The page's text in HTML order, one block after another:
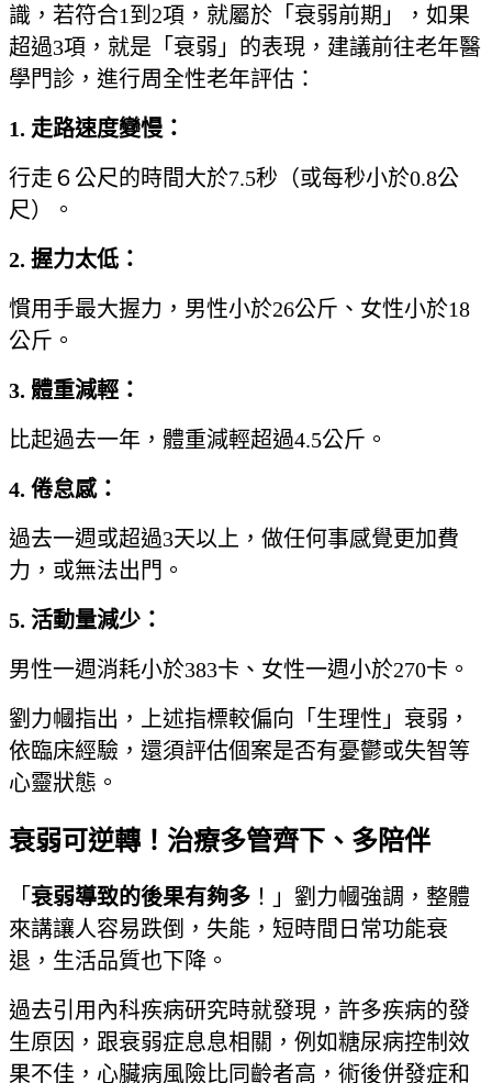
識，若符合1到2項，就屬於「衰弱前期」，如果
超過3項，就是「衰弱」的表現，建議前往老年醫
學門診，進行周全性老年評估：
1. 走路速度變慢：
行走６公尺的時間大於7.5秒（或每秒小於0.8公
尺）。
2. 握力太低：
慣用手最大握力，男性小於26公斤、女性小於18
公斤。
3. 體重減輕：
比起過去一年，體重減輕超過4.5公斤。
4. 倦怠感：
過去一週或超過3天以上，做任何事感覺更加費
力，或無法出門。
5. 活動量減少：
男性一週消耗小於383卡、女性一週小於270卡。
劉力幗指出，上述指標較偏向「生理性」衰弱，
依臨床經驗，還須評估個案是否有憂鬱或失智等
心靈狀態。
衰弱可逆轉！治療多管齊下、多陪伴
「 衰弱導致的後果有夠多 ！」劉力幗強調，整體
來講讓人容易跌倒，失能，短時間日常功能衰
退，生活品質也下降。
過去引用內科疾病研究時就發現，許多疾病的發
生原因，跟衰弱症息息相關，例如糖尿病控制效
果不佳，心臟病風險比同齡者高，術後併發症和